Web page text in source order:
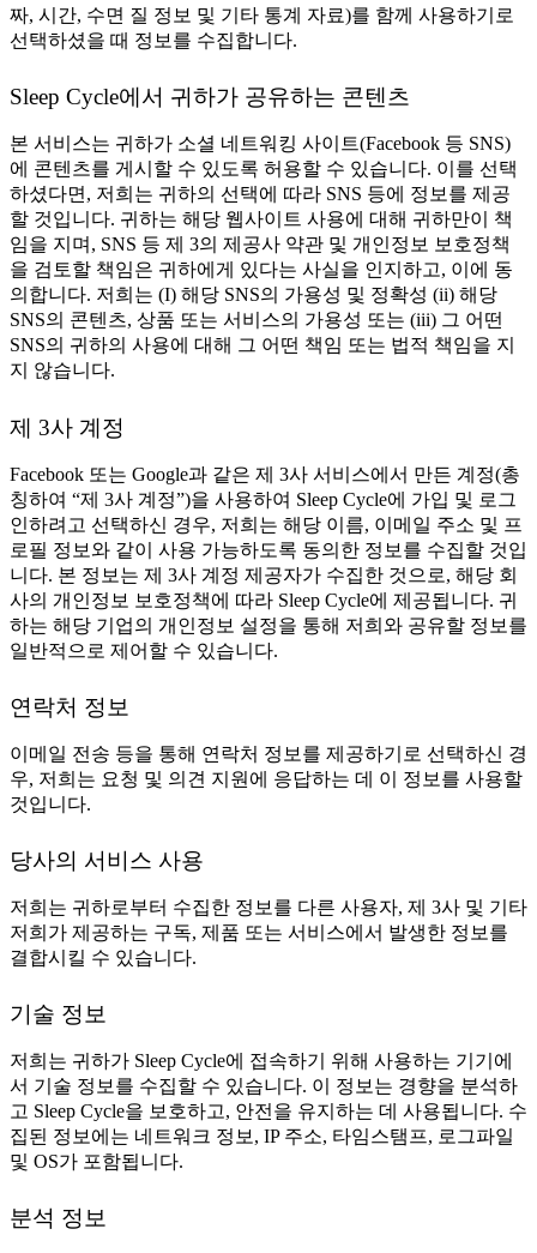
짜, 시간, 수면 질 정보 및 기타 통계 자료)를 함께 사용하기로
선택하셨을 때 정보를 수집합니다.
Sleep Cycle에서 귀하가 공유하는 콘텐츠
본 서비스는 귀하가 소셜 네트워킹 사이트(Facebook 등 SNS)
에 콘텐츠를 게시할 수 있도록 허용할 수 있습니다. 이를 선택
하셨다면, 저희는 귀하의 선택에 따라 SNS 등에 정보를 제공
할 것입니다. 귀하는 해당 웹사이트 사용에 대해 귀하만이 책
임을 지며, SNS 등 제 3의 제공사 약관 및 개인정보 보호정책
을 검토할 책임은 귀하에게 있다는 사실을 인지하고, 이에 동
의합니다. 저희는 (I) 해당 SNS의 가용성 및 정확성 (ii) 해당
SNS의 콘텐츠, 상품 또는 서비스의 가용성 또는 (iii) 그 어떤
SNS의 귀하의 사용에 대해 그 어떤 책임 또는 법적 책임을 지
지 않습니다.
제 3사 계정
Facebook 또는 Google과 같은 제 3사 서비스에서 만든 계정(총
칭하여 “제 3사 계정”)을 사용하여 Sleep Cycle에 가입 및 로그
인하려고 선택하신 경우, 저희는 해당 이름, 이메일 주소 및 프
로필 정보와 같이 사용 가능하도록 동의한 정보를 수집할 것입
니다. 본 정보는 제 3사 계정 제공자가 수집한 것으로, 해당 회
사의 개인정보 보호정책에 따라 Sleep Cycle에 제공됩니다. 귀
하는 해당 기업의 개인정보 설정을 통해 저희와 공유할 정보를
일반적으로 제어할 수 있습니다.
연락처 정보
이메일 전송 등을 통해 연락처 정보를 제공하기로 선택하신 경
우, 저희는 요청 및 의견 지원에 응답하는 데 이 정보를 사용할
것입니다.
당사의 서비스 사용
저희는 귀하로부터 수집한 정보를 다른 사용자, 제 3사 및 기타
저희가 제공하는 구독, 제품 또는 서비스에서 발생한 정보를
결합시킬 수 있습니다.
기술 정보
저희는 귀하가 Sleep Cycle에 접속하기 위해 사용하는 기기에
서 기술 정보를 수집할 수 있습니다. 이 정보는 경향을 분석하
고 Sleep Cycle을 보호하고, 안전을 유지하는 데 사용됩니다. 수
집된 정보에는 네트워크 정보, IP 주소, 타임스탬프, 로그파일
및 OS가 포함됩니다.
분석 정보